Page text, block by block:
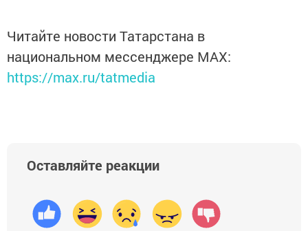
Читайте новости Татарстана в
национальном мессенджере MАХ:
https://max.ru/tatmedia
Оставляйте реакции